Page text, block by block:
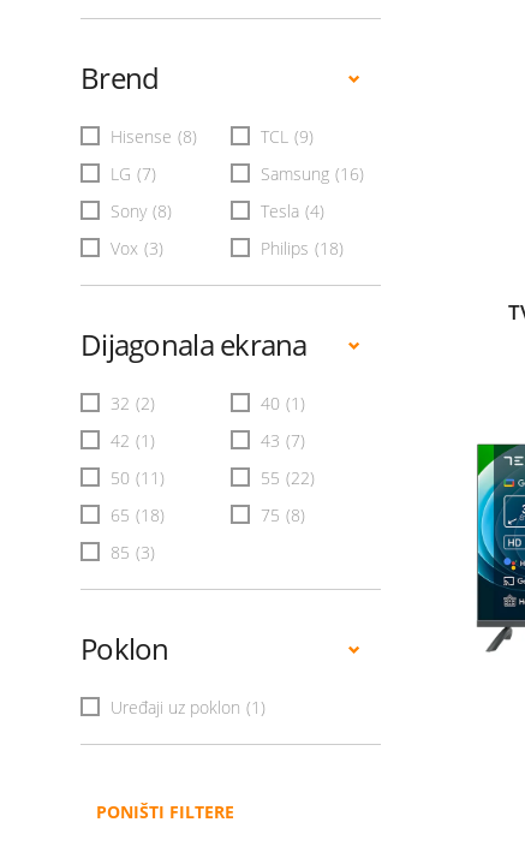
Brend
Hisense (8) TCL (9)
LG (7) Samsung (16)
Sony (8) Tesla (4)
Vox (3) Philips (18)
Dijagonala ekrana
32 (2) 40 (1)
42 (1) 43 (7)
50 (11) 55 (22)
65 (18) 75 (8)
85 (3)
Poklon
Uređaji uz poklon (1)
PONIŠTI FILTERE